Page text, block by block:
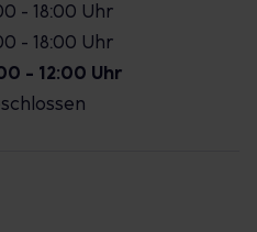
- 18:00 Uhr
- 18:00 Uhr
- 12:00 Uhr